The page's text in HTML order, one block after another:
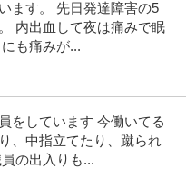
ます。 先日発達障害の5
内出血して夜は痛みで眠
も痛みが...
をしています 今働いてる
、中指立てたり、蹴られ
の出入りも...